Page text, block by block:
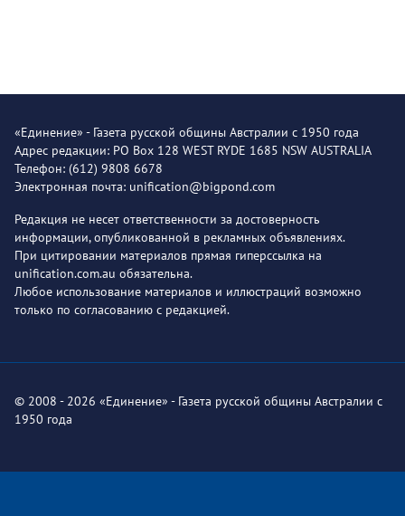
«Единение» - Газета русской общины Австралии с 1950 года
Адрес редакции: PO Box 128 WEST RYDE 1685 NSW AUSTRALIA
Телефон: (612) 9808 6678
Электронная почта: unification@bigpond.com
Редакция не несет ответственности за достоверность
информации, опубликованной в рекламных объявлениях.
При цитировании материалов прямая гиперссылка на
unification.com.au обязательна.
Любое использование материалов и иллюстраций возможно
только по согласованию с редакцией.
© 2008 - 2026 «Единение» - Газета русской общины Австралии с
1950 года